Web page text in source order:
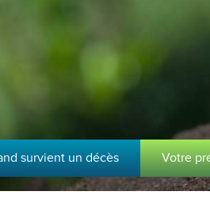
survient un décès Votre